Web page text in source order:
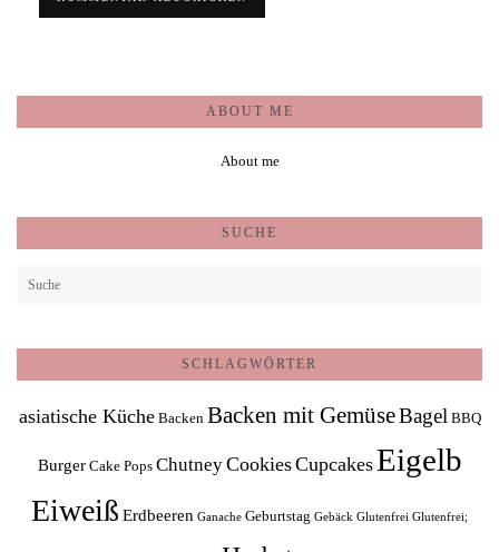
ABOUT ME
About me
SUCHE
SCHLAGWÖRTER
asiatische Küche Backen Backen mit GemüseBagel BBQ
Burger Cake Pops ChutneyCookiesCupcakesEigelb
Eiweiß Erdbeeren Ganache Geburtstag Gebäck Glutenfrei Glutenfrei;